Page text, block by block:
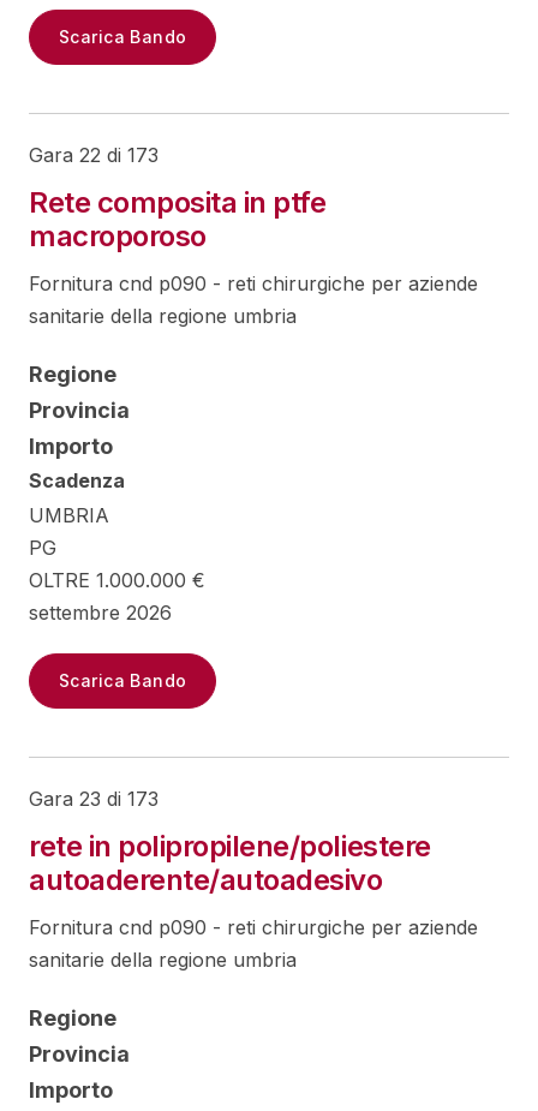
Scarica Bando
Gara 22 di 173
Rete composita in ptfe
macroporoso
Fornitura cnd p090 - reti chirurgiche per aziende
sanitarie della regione umbria
Regione
Provincia
Importo
Scadenza
UMBRIA
PG
OLTRE 1.000.000 €
settembre 2026
Scarica Bando
Gara 23 di 173
rete in polipropilene/poliestere
autoaderente/autoadesivo
Fornitura cnd p090 - reti chirurgiche per aziende
sanitarie della regione umbria
Regione
Provincia
Importo